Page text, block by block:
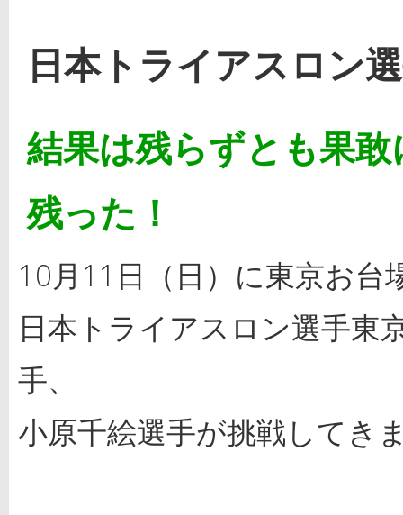
日本トライアスロン
結果は残らずとも果
残った！
10月11日（日）に東京お台
日本トライアスロン選手東
手、
小原千絵選手が挑戦してき